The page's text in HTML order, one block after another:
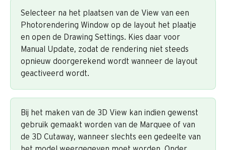
Selecteer na het plaatsen van de View van een
Photorendering Window op de layout het plaatje
en open de Drawing Settings. Kies daar voor
Manual Update, zodat de rendering niet steeds
opnieuw doorgerekend wordt wanneer de layout
geactiveerd wordt.
Bij het maken van de 3D View kan indien gewenst
gebruik gemaakt worden van de Marquee of van
de 3D Cutaway, wanneer slechts een gedeelte van